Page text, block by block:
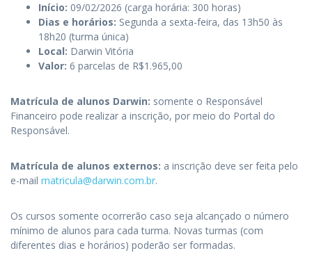
Início: 09/02/2026 (carga horária: 300 horas)
Dias e horários: Segunda a sexta-feira, das 13h50 às
18h20 (turma única)
Local: Darwin Vitória
Valor: 6 parcelas de R$1.965,00
Matrícula de alunos Darwin: somente o Responsável
Financeiro pode realizar a inscrição, por meio do Portal do
Responsável.
Matrícula de alunos externos: a inscrição deve ser feita pelo
e-mail matricula@darwin.com.br.
Os cursos somente ocorrerão caso seja alcançado o número
mínimo de alunos para cada turma. Novas turmas (com
diferentes dias e horários) poderão ser formadas.